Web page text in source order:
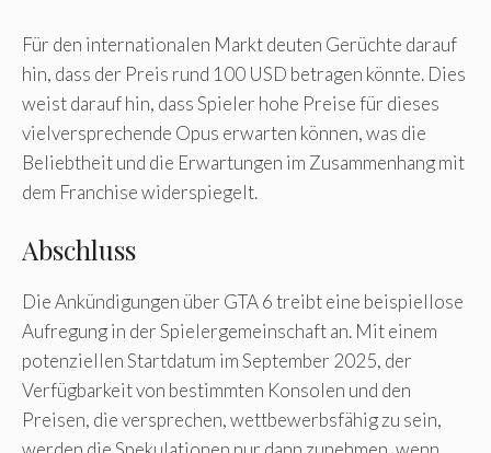
Für den internationalen Markt deuten Gerüchte darauf
hin, dass der Preis rund 100 USD betragen könnte. Dies
weist darauf hin, dass Spieler hohe Preise für dieses
vielversprechende Opus erwarten können, was die
Beliebtheit und die Erwartungen im Zusammenhang mit
dem Franchise widerspiegelt.
Abschluss
Die Ankündigungen über GTA 6 treibt eine beispiellose
Aufregung in der Spielergemeinschaft an. Mit einem
potenziellen Startdatum im September 2025, der
Verfügbarkeit von bestimmten Konsolen und den
Preisen, die versprechen, wettbewerbsfähig zu sein,